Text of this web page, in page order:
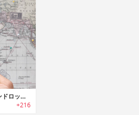
Balloon Pin House｜ピンドロップが楽しくなるバルーンピンハウス
+216